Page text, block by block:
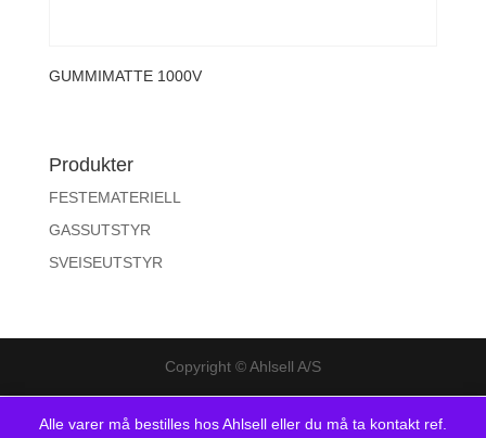
Alle varer må bestilles hos Ahlsell eller du må ta kontakt ref.
GUMMIMATTE 1000V
Produkter
FESTEMATERIELL
GASSUTSTYR
SVEISEUTSTYR
Copyright © Ahlsell A/S